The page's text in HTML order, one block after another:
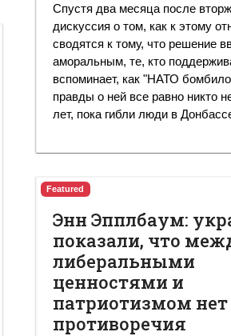
Спустя два месяца после
дискуссия о том, как к этому
сводятся к тому, что решение
аморальным, те, кто
вспоминает, как "НАТО
правды о ней все равно никто
лет, пока гибли люди в
Featured
Энн Эпплбаум:
показали, что
либеральными
ценностями и
патриотизмом нет
противоречия